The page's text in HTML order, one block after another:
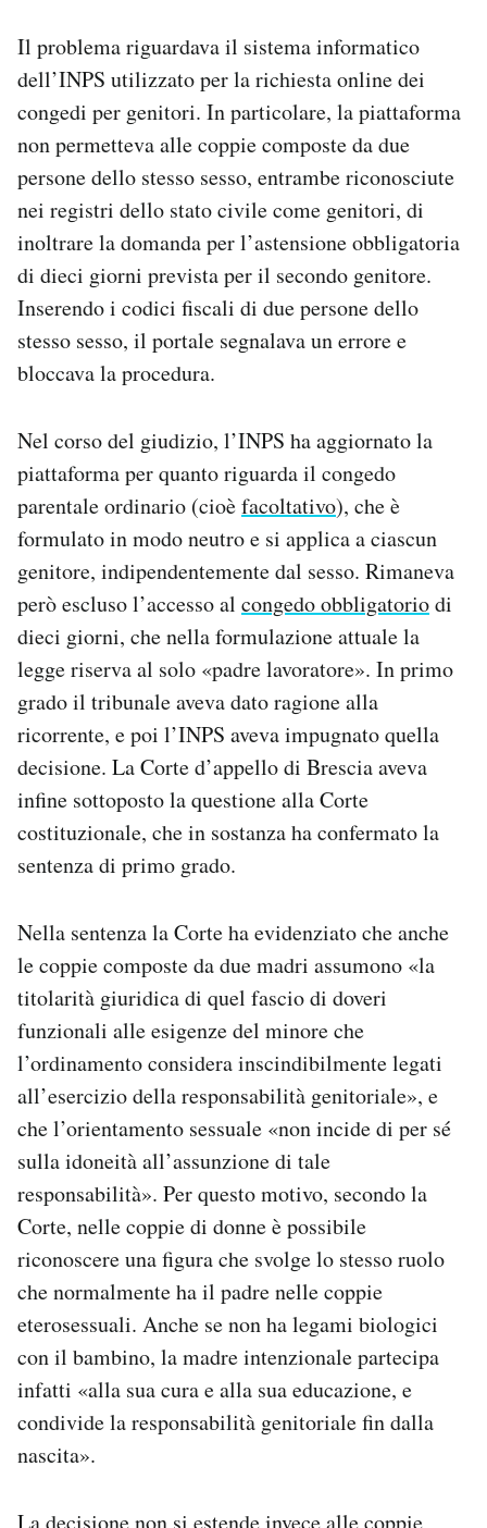
Il problema riguardava il sistema informatico
dell’INPS utilizzato per la richiesta online dei
congedi per genitori. In particolare, la piattaforma
non permetteva alle coppie composte da due
persone dello stesso sesso, entrambe riconosciute
nei registri dello stato civile come genitori, di
inoltrare la domanda per l’astensione obbligatoria
di dieci giorni prevista per il secondo genitore.
Inserendo i codici fiscali di due persone dello
stesso sesso, il portale segnalava un errore e
bloccava la procedura.
Nel corso del giudizio, l’INPS ha aggiornato la
piattaforma per quanto riguarda il congedo
parentale ordinario (cioèfacoltativo), che è
formulato in modo neutro e si applica a ciascun
genitore, indipendentemente dal sesso. Rimaneva
però escluso l’accesso al congedo obbligatoriodi
dieci giorni, che nella formulazione attuale la
legge riserva al solo «padre lavoratore». In primo
grado il tribunale aveva dato ragione alla
ricorrente, e poi l’INPS aveva impugnato quella
decisione. La Corte d’appello di Brescia aveva
infine sottoposto la questione alla Corte
costituzionale, che in sostanza ha confermato la
sentenza di primo grado.
Nella sentenza la Corte ha evidenziato che anche
le coppie composte da due madri assumono «la
titolarità giuridica di quel fascio di doveri
funzionali alle esigenze del minore che
l’ordinamento considera inscindibilmente legati
all’esercizio della responsabilità genitoriale», e
che l’orientamento sessuale «non incide di per sé
sulla idoneità all’assunzione di tale
responsabilità». Per questo motivo, secondo la
Corte, nelle coppie di donne è possibile
riconoscere una figura che svolge lo stesso ruolo
che normalmente ha il padre nelle coppie
eterosessuali. Anche se non ha legami biologici
con il bambino, la madre intenzionale partecipa
infatti «alla sua cura e alla sua educazione, e
condivide la responsabilità genitoriale fin dalla
nascita».